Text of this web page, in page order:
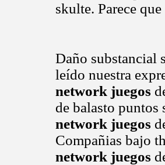
skulte. Parece
Daño substancial
leído nuestra
network juegos
de balasto puntos
network juegos
Compañias bajo
network juegos